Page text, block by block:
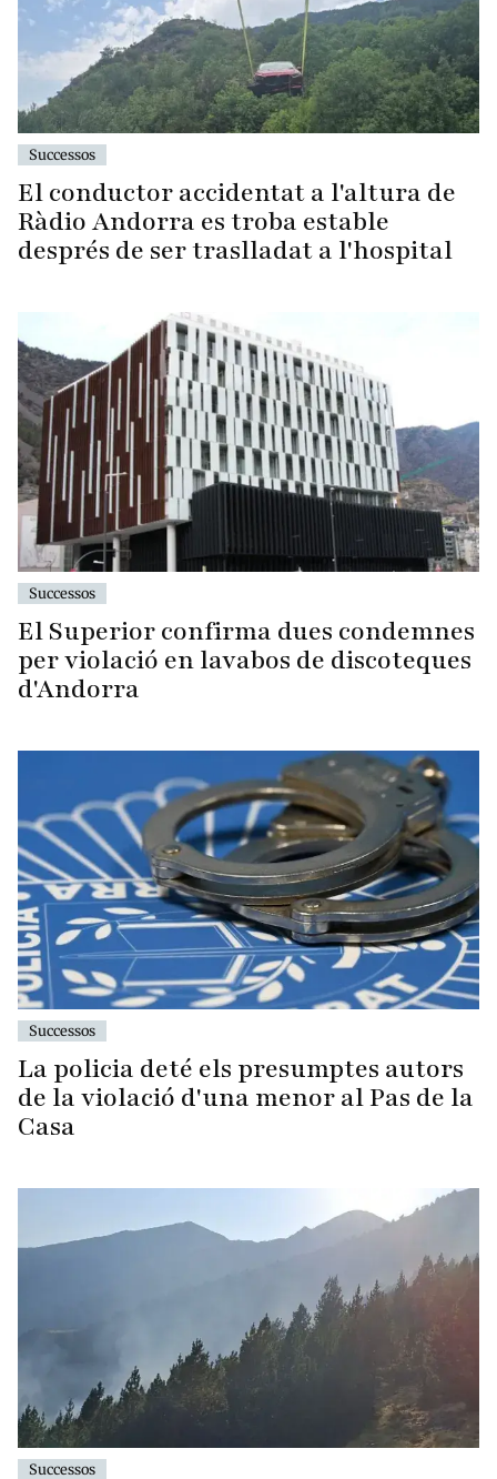
Successos
El conductor accidentat a l'altura de
Ràdio Andorra es troba estable
després de ser traslladat a l'hospital
Successos
El Superior confirma dues condemnes
per violació en lavabos de discoteques
d'Andorra
Successos
La policia deté els presumptes autors
de la violació d'una menor al Pas de la
Casa
Successos